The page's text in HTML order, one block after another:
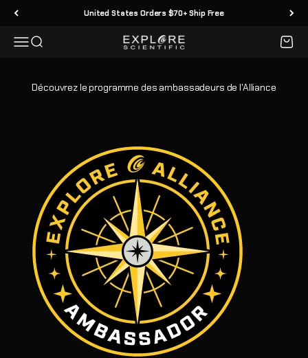
Passer au contenu United States Orders $70+ Ship Free
MenuRecherche Explore Scientific Panier
Découvrez le programme des ambassadeurs de l'Alliance